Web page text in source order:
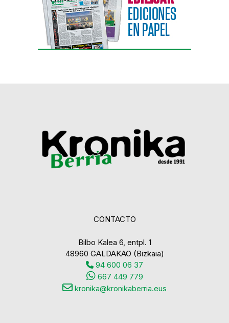
CONTACTO
Bilbo Kalea 6, entpl. 1
48960 GALDAKAO (Bizkaia)
94 600 06 37
667 449 779
kronika@kronikaberria.eus